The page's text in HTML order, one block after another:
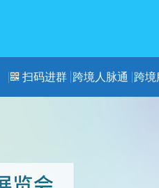
扫码进群 跨境人脉通 跨境